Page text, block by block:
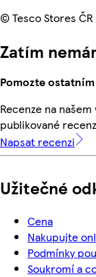
© Tesco Stores ČR
Zatím
Pomozte
Recenze na
publikované
Napsat recenzi
Užitečné
Cena
Nakupujte
Podmínky
Soukromí a